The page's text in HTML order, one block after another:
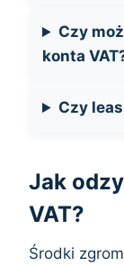
Czy
konta
Czy
Jak
VAT?
Środki